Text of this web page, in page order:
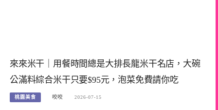
來來米干｜用餐時間總是大排長龍米干名店，大碗
公滿料綜合米干只要$95元，泡菜免費請你吃
桃園美食 咬咬 2026-07-15